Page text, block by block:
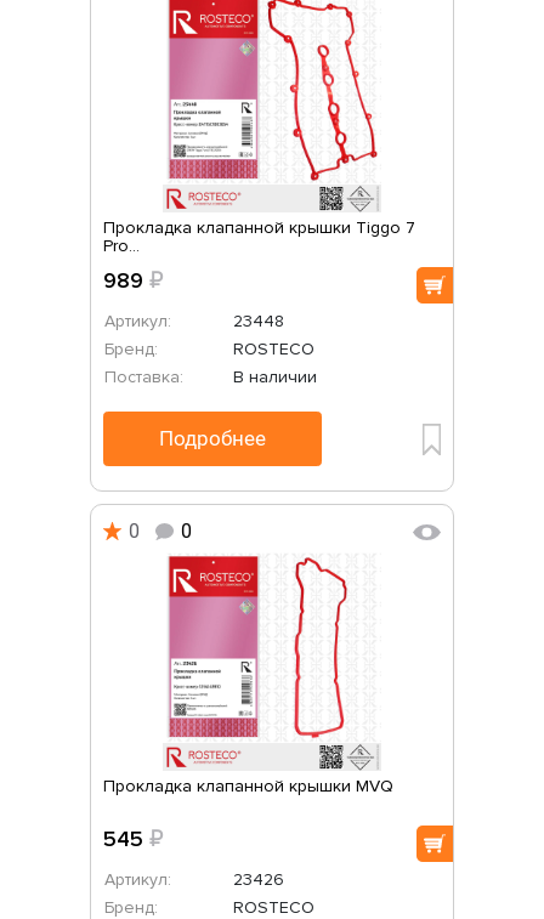
Прокладка клапанной крышки Tiggo 7
Pro...
989 ₽
Артикул:
23448
Бренд:
ROSTECO
Поставка:
В наличии
Подробнее
0 0
Прокладка клапанной крышки MVQ
545 ₽
Артикул:
23426
Бренд:
ROSTECO